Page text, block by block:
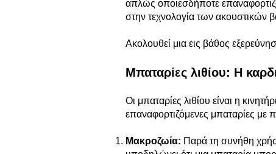
απλώς οποιεσδήποτε
στην τεχνολογία των ακουστικών
Ακολουθεί μια εις βάθος
Μπαταρίες λιθίου: Η
Οι μπαταρίες λιθίου είναι η
επαναφορτιζόμενες μπαταρίες με
Μακροζωία: Παρά τη συνήθη